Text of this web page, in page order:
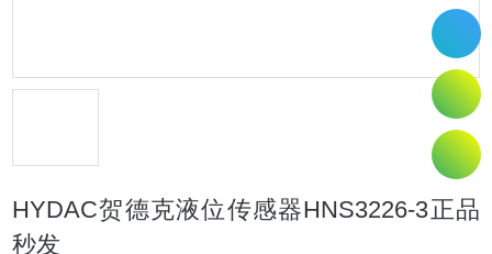
HYDAC贺德克液位传感器HNS3226-3正品
秒发